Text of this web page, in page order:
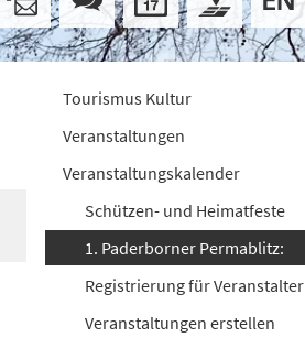
Tourismus Kultur
Veranstaltungen
Veranstaltungskalender
Schützen- und Heimatfeste
1. Paderborner Permablitz:
Registrierung für Veranstalter
Veranstaltungen erstellen